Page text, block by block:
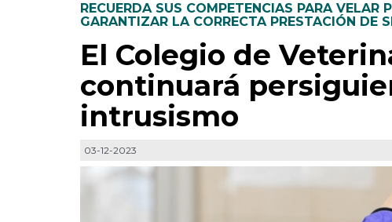
RECUERDA SUS COMPETENCIAS PARA VELAR
GARANTIZAR LA CORRECTA PRESTACIÓN DE
El Colegio de
continuará
intrusismo
03-12-2023